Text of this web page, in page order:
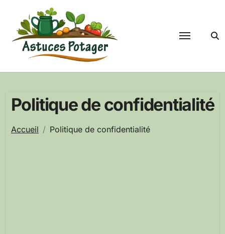
contenu
Politique de confidentialité
Accueil Politique de confidentialité